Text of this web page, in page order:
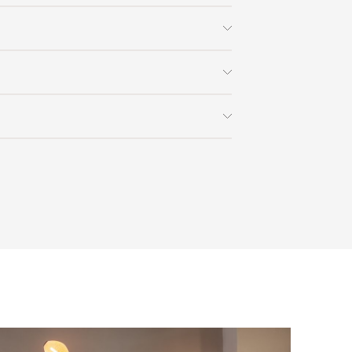
скачать
стоимости заказа и доставки,